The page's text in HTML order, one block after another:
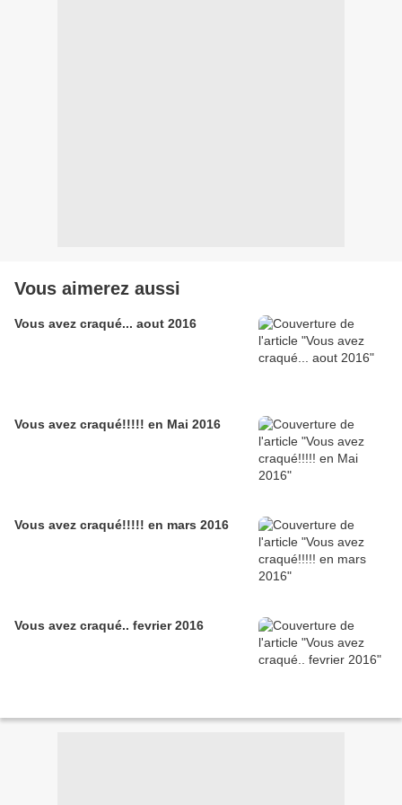
Vous aimerez aussi
Vous avez craqué... aout 2016
Vous avez craqué!!!!! en Mai 2016
Vous avez craqué!!!!! en mars 2016
Vous avez craqué.. fevrier 2016